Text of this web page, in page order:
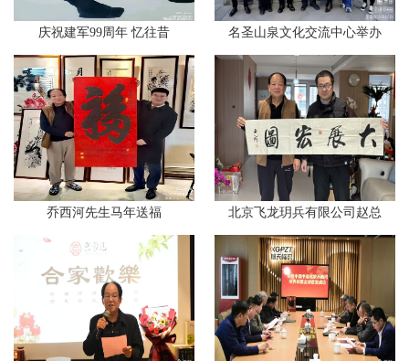
庆祝建军99周年 忆往昔 名圣山泉文化交流中心举办
乔西河先生马年送福 北京飞龙玥兵有限公司赵总